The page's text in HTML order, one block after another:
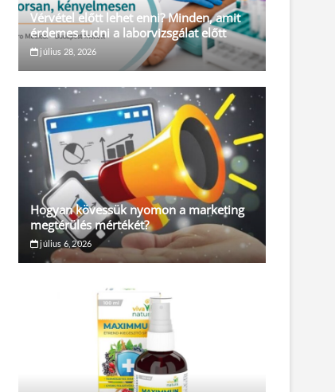
Vérvétel előtt lehet enni? Minden, amit
érdemes tudni a laborvizsgálat előtt
július 28, 2026
Hogyan kövessük nyomon a marketing
megtérülés mértékét?
július 6, 2026